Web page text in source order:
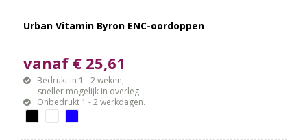
Urban Vitamin Byron ENC-oordoppen
vanaf € 25,61
Bedrukt in 1 - 2 weken,
sneller mogelijk in overleg.
Onbedrukt 1 - 2 werkdagen.